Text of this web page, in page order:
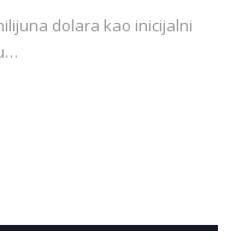
dolara kao inicijalni